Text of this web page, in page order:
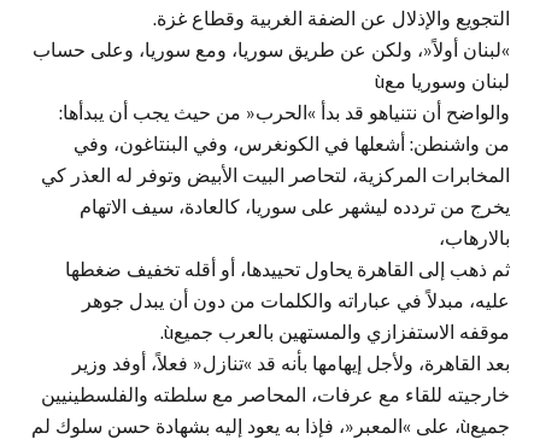
التجويع والإذلال عن الضفة الغربية وقطاع غزة.
»لبنان أولاً«، ولكن عن طريق سوريا، ومع سوريا، وعلى حساب
لبنان وسوريا معù
والواضح أن نتنياهو قد بدأ »الحرب« من حيث يجب أن يبدأها:
من واشنطن: أشعلها في الكونغرس، وفي البنتاغون، وفي
المخابرات المركزية، لتحاصر البيت الأبيض وتوفر له العذر كي
يخرج من تردده ليشهر على سوريا، كالعادة، سيف الاتهام
بالارهاب،
ثم ذهب إلى القاهرة يحاول تحييدها، أو أقله تخفيف ضغطها
عليه، مبدلاً في عباراته والكلمات من دون أن يبدل جوهر
موقفه الاستفزازي والمستهين بالعرب جميعù.
بعد القاهرة، ولأجل إيهامها بأنه قد »تنازل« فعلاً، أوفد وزير
خارجيته للقاء مع عرفات، المحاصر مع سلطته والفلسطينيين
جميعù، على »المعبر«، فإذا به يعود إليه بشهادة حسن سلوك لم